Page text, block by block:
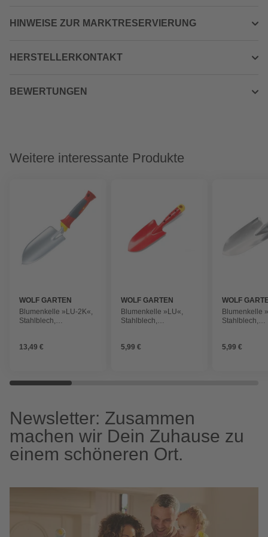
HINWEISE ZUR MARKTRESERVIERUNG
HERSTELLERKONTAKT
BEWERTUNGEN
Weitere interessante Produkte
WOLF GARTEN
Blumenkelle »LU-2K«,
Stahlblech,
13,49 €
WOLF GARTEN
Blumenkelle »LU«,
Stahlblech,
5,99 €
WOLF
Blumenkelle
Stahlblech,
5,99 €
Newsletter: Zusammen
machen wir Dein Zuhause zu
einem schöneren Ort.